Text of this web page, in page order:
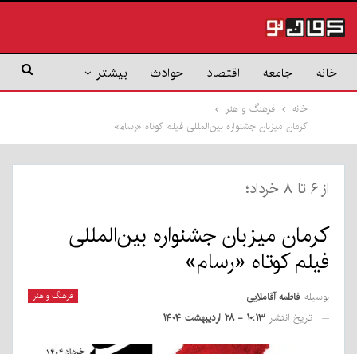
خانه جامعه اقتصاد حوادث بیشتر
خانه
فرهنگ و هنر
کرمان میزبان جشنواره بین‌المللی فیلم کوتاه «رسام»
از ۶ تا ۸ خرداد؛
کرمان میزبان جشنواره بین‌المللی
فیلم کوتاه «رسام»
فرهنگ و هنر بوسیله فاطمه آقاملایی
تاریخ انتشار ۱۰:۱۳ - ۲۸ اردیبهشت ۱۴۰۴